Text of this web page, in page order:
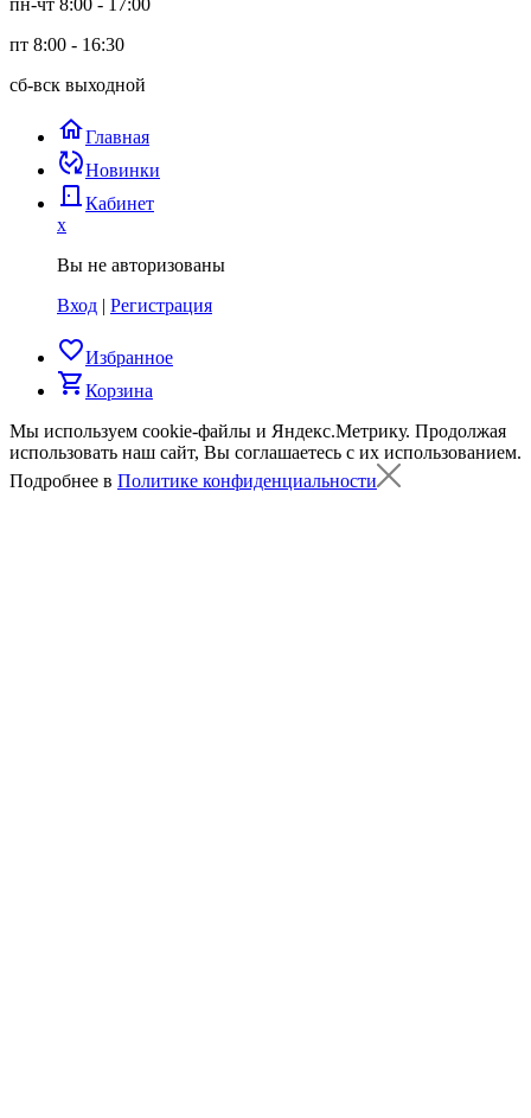
пт 8:00 - 16:30
сб-вск выходной
homeГлавная
published_with_changesНовинки
door_back Кабинет
x
Вы не авторизованы
Вход | Регистрация
favorite_borderИзбранное
shopping_cartКорзина
Мы используем cookie-файлы и Яндекс.Метрику. Продолжая
использовать наш сайт, Вы соглашаетесь с их использованием.
Подробнее в Политике конфиденциальности